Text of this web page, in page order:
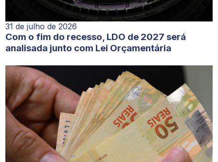
31 de julho de 2026
Com o fim do recesso, LDO de 2027 será
analisada junto com Lei Orçamentária